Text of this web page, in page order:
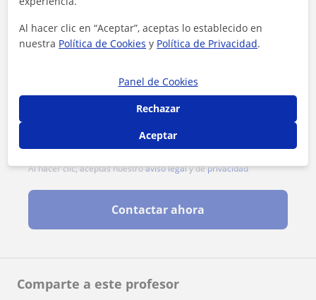
Comparte a este profesor
Al hacer clic, aceptas nuestroaviso legaly deprivacidad
Contactar ahora
Al hacer clic en “Aceptar”, aceptas lo establecido en
nuestra Política de Cookies y Política de Privacidad.
Panel de Cookies
Rechazar
Aceptar